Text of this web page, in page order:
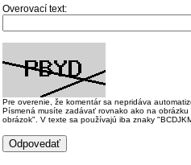
Overovací text:
Pre overenie, že komentár sa nepridáva
Písmená musíte zadávať rovnako ako na
obrázok". V texte sa používajú iba znaky